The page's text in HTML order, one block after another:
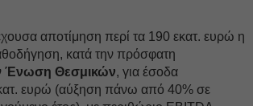
αποτίμηση περί τα 190 εκατ. ευρώ η
κατά την πρόσφατη
Ένωση Θεσμικών, για έσοδα
ευρώ (αύξηση πάνω από 40% σε